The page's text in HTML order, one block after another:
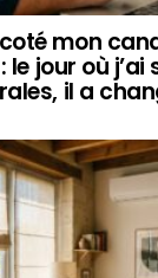
mon
le jour où
il a